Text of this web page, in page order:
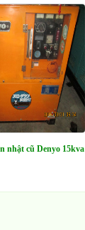
nhật cũ Denyo 15kva